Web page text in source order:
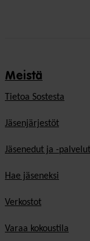
Meistä
Tietoa Sostesta
Jäsenjärjestöt
Jäsenedut ja -palvelut
Hae jäseneksi
Verkostot
Varaa kokoustila